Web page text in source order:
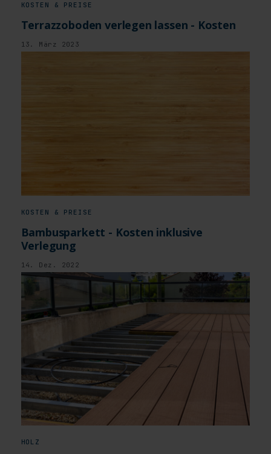
KOSTEN & PREISE
Terrazzoboden verlegen lassen - Kosten
13. März 2023
KOSTEN & PREISE
Bambusparkett - Kosten inklusive
Verlegung
14. Dez. 2022
HOLZ